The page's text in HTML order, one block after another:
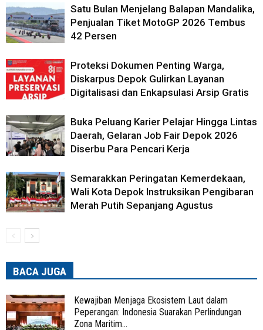
Satu Bulan Menjelang Balapan Mandalika,
Penjualan Tiket MotoGP 2026 Tembus
42 Persen
Proteksi Dokumen Penting Warga,
Diskarpus Depok Gulirkan Layanan
Digitalisasi dan Enkapsulasi Arsip Gratis
Buka Peluang Karier Pelajar Hingga Lintas
Daerah, Gelaran Job Fair Depok 2026
Diserbu Para Pencari Kerja
Semarakkan Peringatan Kemerdekaan,
Wali Kota Depok Instruksikan Pengibaran
Merah Putih Sepanjang Agustus
BACA JUGA
Kewajiban Menjaga Ekosistem Laut dalam
Peperangan: Indonesia Suarakan Perlindungan
Zona Maritim...